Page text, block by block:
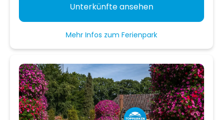
Unterkünfte ansehen
Mehr Infos zum Ferienpark